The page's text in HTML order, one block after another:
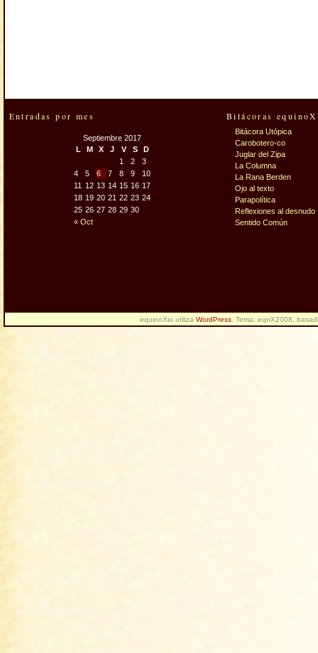
Entradas por mes
Septiembre 2017
L
M X J V S D
« Oct
1 2
3
4
5 6 7 8 9
10
11
12 13 14 15 16 17
18 19 20 21 22 23 24
25 26 27 28 29 30
Bitácoras
Bitácora Utópica
Carobotero-co
Juglar del Zipa
La Columna
La Rana Berden
Ojo al texto
Parapolítica
Reflexiones al desnudo
Sentido Común
equinoXio utiliza WordPress . Tema: eqnX2008,